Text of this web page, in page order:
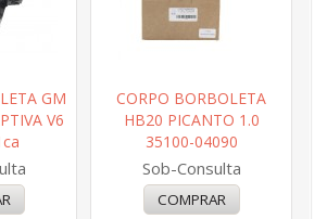
GM
V6
CORPO BORBOLETA
HB20 PICANTO 1.0
35100-04090
Sob-Consulta